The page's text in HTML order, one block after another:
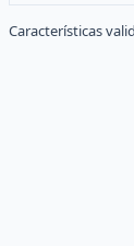
Características